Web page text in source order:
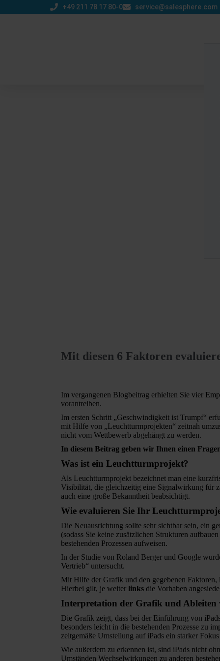
+49 211 78 17 80-0 service@salesphere.com
Mit diesen 6 Faktoren
Im vergangenen Blogbeitrag erhielten Sie vier
vorantreiben.
Im ersten Schritt „Geschwindigkeit ist Trumpf“
mit Hilfe von „Leuchtturmprojekten“ zeitnah
nicht vom Wettbewerb abgehängt zu werden.
In diesem Beitrag geben wir Ihnen einen
Was ist ein Leuchtturmprojekt?
Als Leuchtturmprojekt bezeichnet man eine
Visibilität, die gleichzeitig eine Signalwirkung für
auch eine große Bekanntheit beabsichtigt.
Wie evaluieren Sie Ihr
Die Neuausrichtung sollte sehr sichtbar sein, ein
(sodass Sie keine zusätzlichen Strukturen
bestehenden Prozessen aufweisen.
In der Studie von Roland Berger und Google
Vertrieb“ untersucht.
Mit Hilfe der Grafik und den gegebenen
Hierbei gilt, je weiterlinks die Vorhaben
Interpretation der Grafik und Ableiten
Die Grafik zeigt, dass bei der Einführung von
besonders leicht in die bestehenden Prozesse zu
zeitgemäße Umstellung auf iPads ein starker
Wie außerdem zu erkennen ist, sind iPads nicht
Umständen Wechselwirkungen zu anderen